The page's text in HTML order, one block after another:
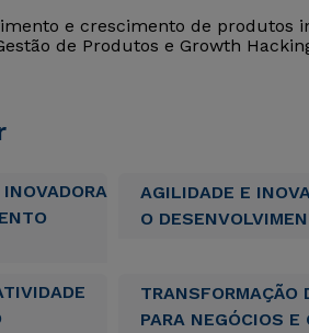
e crescimento de produtos
de Produtos e Growth
AGILIDADE E
O
TRANSFORMAÇÃO
PARA NEGÓCIOS E